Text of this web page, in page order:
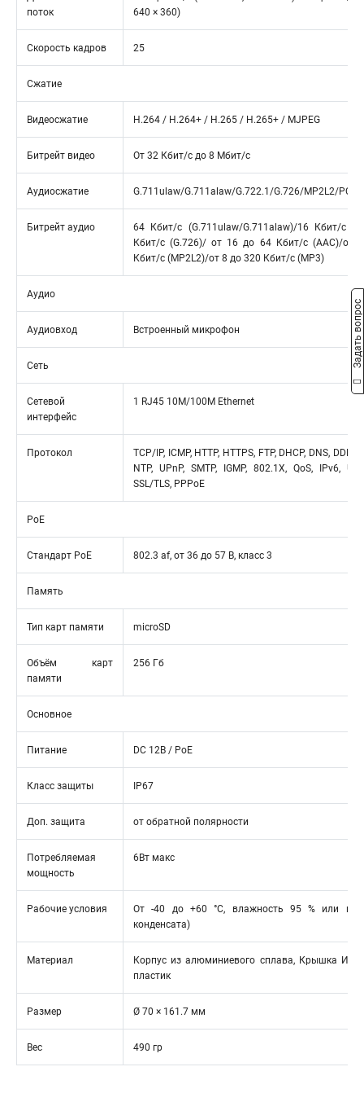
поток
640 × 360)
Скорость кадров 25
Сжатие
Видеосжатие Н.264 / Н.264+ / Н.265 / Н.265+ / MJPEG
Битрейт видео От 32 Кбит/с до 8 Мбит/с
Аудиосжатие G.711ulaw/G.711alaw/G.722.1/G.726/MP2L2/
Битрейт аудио
64 Кбит/с (G.711ulaw/G.711alaw)/16 Кбит/с
Кбит/с (G.726)/ от 16 до 64 Кбит/с (AAC)/от
Кбит/с (MP2L2)/от 8 до 320 Кбит/с (MP3)
Аудио
Аудиовход Встроенный микрофон
Сеть
Сетевой
интерфейс
1 RJ45 10M/100M Ethernet
Протокол
TCP/IP, ICMP, HTTP, HTTPS, FTP, DHCP, DNS, DDNS,
NTP, UPnP, SMTP, IGMP, 802.1X, QoS, IPv6,
SSL/TLS, PPPoE
PoE
Стандарт PoE 802.3 af, от 36 до 57 В, класс 3
Память
Тип карт памяти microSD
Объём карт
памяти
256 Гб
Основное
Питание DC 12В / PoE
Класс защиты IP67
Доп. защита от обратной полярности
Потребляемая
мощность
6Вт макс
Рабочие условия
От -40 до +60 °C, влажность 95 % или
конденсата)
Материал
Корпус из алюминиевого сплава, Крышка ИК-
пластик
Размер Ø 70 × 161.7 мм
Вес 490 гр
Задать вопрос